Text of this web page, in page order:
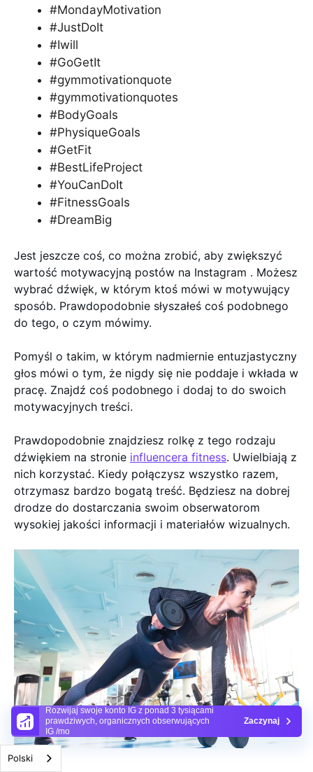
Rozwijaj swoje konto IG z ponad 3 tysiącami
prawdziwych, organicznych obserwujących
IG /mo
Zaczynaj
#MondayMotivation
#JustDoIt
#Iwill
#GoGetIt
#gymmotivationquote
#gymmotivationquotes
#BodyGoals
#PhysiqueGoals
#GetFit
#BestLifeProject
#YouCanDoIt
#FitnessGoals
#DreamBig
Jest jeszcze coś, co można zrobić, aby zwiększyć
wartość motywacyjną postów na Instagram . Możesz
wybrać dźwięk, w którym ktoś mówi w motywujący
sposób. Prawdopodobnie słyszałeś coś podobnego
do tego, o czym mówimy.
Pomyśl o takim, w którym nadmiernie entuzjastyczny
głos mówi o tym, że nigdy się nie poddaje i wkłada w
pracę. Znajdź coś podobnego i dodaj to do swoich
motywacyjnych treści.
Prawdopodobnie znajdziesz rolkę z tego rodzaju
dźwiękiem na stronie influencera fitness. Uwielbiają z
nich korzystać. Kiedy połączysz wszystko razem,
otrzymasz bardzo bogatą treść. Będziesz na dobrej
drodze do dostarczania swoim obserwatorom
wysokiej jakości informacji i materiałów wizualnych.
Polski